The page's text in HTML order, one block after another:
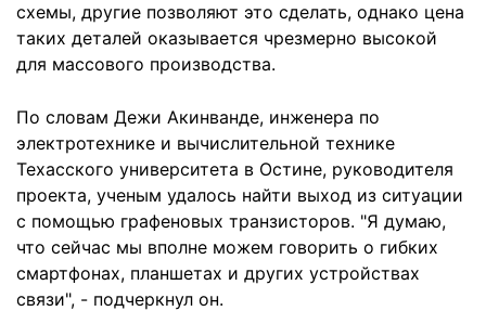
схемы, другие позволяют это сделать, однако цена
таких деталей оказывается чрезмерно высокой
для массового производства.
По словам Дежи Акинванде, инженера по
электротехнике и вычислительной технике
Техасского университета в Остине, руководителя
проекта, ученым удалось найти выход из ситуации
с помощью графеновых транзисторов. "Я думаю,
что сейчас мы вполне можем говорить о гибких
смартфонах, планшетах и других устройствах
связи", - подчеркнул он.